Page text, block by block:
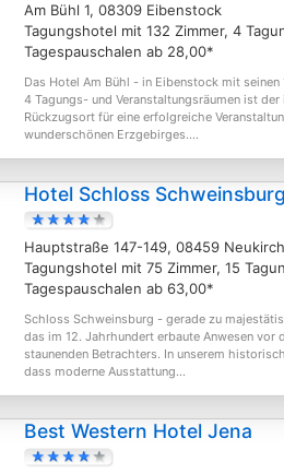
Am Bühl 1, 08309 Eibenstock
Tagungshotel mit 132 Zimmer, 4
Tagespauschalen ab 28,00*
Das Hotel Am Bühl - in Eibenstock mit seinen
4 Tagungs- und Veranstaltungsräumen ist der
Rückzugsort für eine erfolgreiche
wunderschönen Erzgebirges....
Hotel Schloss Schweinsburg
Hauptstraße 147-149, 08459
Tagungshotel mit 75 Zimmer, 15
Tagespauschalen ab 63,00*
Schloss Schweinsburg - gerade zu
das im 12. Jahrhundert erbaute Anwesen vor
staunenden Betrachters. In unserem
dass moderne Ausstattung...
Best Western Hotel Jena